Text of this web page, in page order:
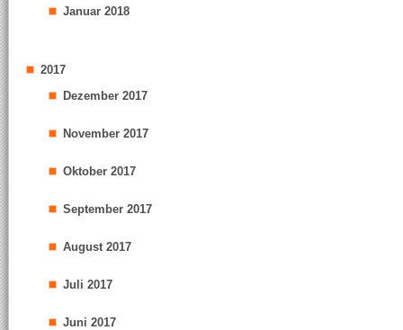
Januar 2018
2017
Dezember 2017
November 2017
Oktober 2017
September 2017
August 2017
Juli 2017
Juni 2017